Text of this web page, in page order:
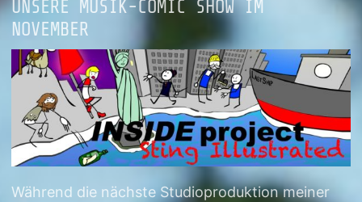
UNSERE MUSIK-COMIC SHOW IM
NOVEMBER
Während die nächste Studioproduktion meiner